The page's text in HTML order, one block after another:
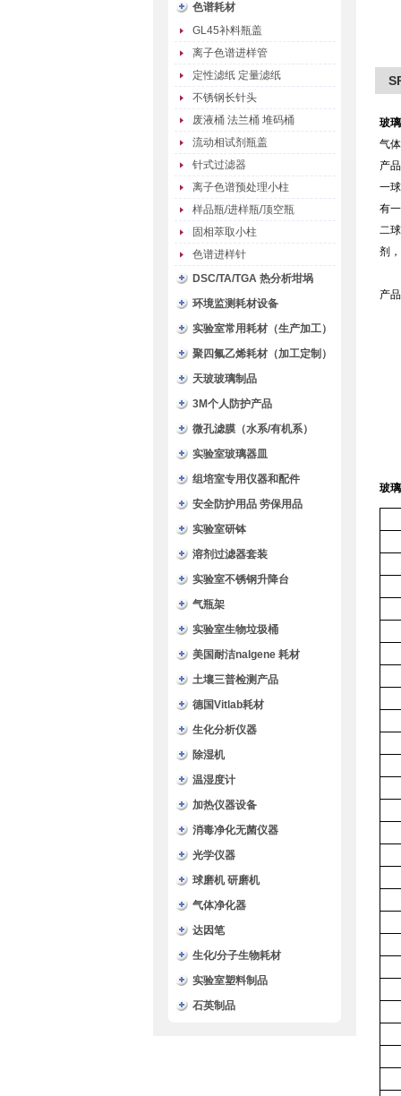
色谱耗材
GL45补料瓶盖
离子色谱进样管
定性滤纸 定量滤纸
不锈钢长针头
废液桶 法兰桶 堆码桶
流动相试剂瓶盖
针式过滤器
离子色谱预处理小柱
样品瓶/进样瓶/顶空瓶
固相萃取小柱
色谱进样针
DSC/TA/TGA 热分析坩埚
环境监测耗材设备
实验室常用耗材（生产加工）
聚四氟乙烯耗材（加工定制）
天玻玻璃制品
3M个人防护产品
微孔滤膜（水系/有机系）
实验室玻璃器皿
组培室专用仪器和配件
安全防护用品 劳保用品
实验室研钵
溶剂过滤器套装
实验室不锈钢升降台
气瓶架
实验室生物垃圾桶
美国耐洁nalgene 耗材
土壤三普检测产品
德国Vitlab耗材
生化分析仪器
除湿机
温湿度计
加热仪器设备
消毒净化无菌仪器
光学仪器
球磨机 研磨机
气体净化器
达因笔
生化/分子生物耗材
实验室塑料制品
石英制品
玻
气
产
一
有
二
剂
产
玻